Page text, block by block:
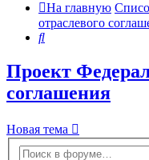
На главную
отраслевого
Поиск
Проект
соглашения
Новая тема